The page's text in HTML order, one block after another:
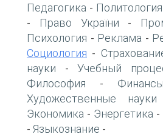
Педагогика - Политология
- Право України -
Психология - Реклама -
Социология -
науки - Учебный
Философия - Финансы
Художественные науки
Экономика - Энергетика -
- Языкознание -